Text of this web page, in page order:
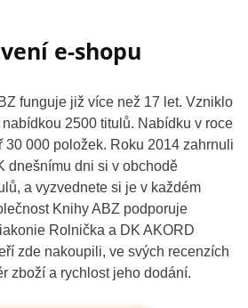
e-shopu
funguje již více než 17 let. Vzniklo
2500 titulů. Nabídku v roce
30 000 položek. Roku 2014 zahrnuli
dnešnímu dni si v obchodě
a vyzvednete si je v každém
Knihy ABZ podporuje
Rolnička a DK AKORD
zde nakoupili, ve svých recenzích
zboží a rychlost jeho dodání.